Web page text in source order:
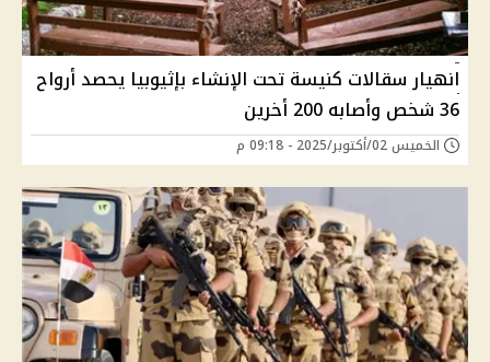
انهيار سقالات كنيسة تحت الإنشاء بإثيوبيا يحصد أرواح
36 شخص وأصابه 200 أخرين
الخميس 02/أكتوبر/2025 - 09:18 م